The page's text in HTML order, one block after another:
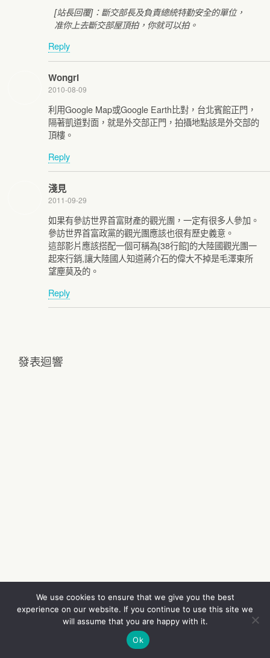
[站長回覆]：斷交部長及負責總統特勤安全的單位，
准你上去斷交部屋頂拍，你就可以拍。
Reply
Wongrl
2010-08-09
利用Google Map或Google Earth比對，台北賓館正門，
隔著凱道對面，就是外交部正門，拍攝地點該是外交部的
頂樓。
Reply
淺見
2011-09-29
如果有參訪世界首富財產的觀光團，一定有很多人參加。
參訪世界首富政黨的觀光團應該也很有歷史義意。
這部影片應該搭配一個可稱為[38行館]的大陸國觀光團一
起來行銷,讓大陸國人知道蔣介石的偉大不掉是毛澤東所
望塵莫及的。
Reply
發表迴響
We use cookies to ensure that we give you the best
experience on our website. If you continue to use this site we
will assume that you are happy with it.
Ok